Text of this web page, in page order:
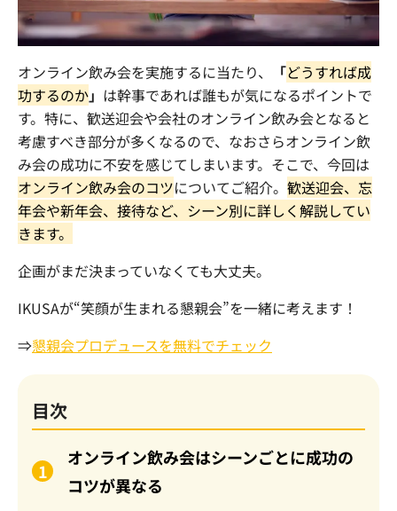
閉じる
オンライン飲み会を実施するに当たり、 「どうすれば成
功するのか」 は幹事であれば誰もが気になるポイントで
す。特に、歓送迎会や会社のオンライン飲み会となると
考慮すべき部分が多くなるので、なおさらオンライン飲
み会の成功に不安を感じてしまいます。そこで、今回は
オンライン飲み会のコツについてご紹介。 歓送迎会、忘
年会や新年会、接待など、シーン別に詳しく解説してい
きます。
企画がまだ決まっていなくても大丈夫。
IKUSAが“笑顔が生まれる懇親会”を一緒に考えます！
⇒懇親会プロデュースを無料でチェック
目次
オンライン飲み会はシーンごとに成功の
コツが異なる